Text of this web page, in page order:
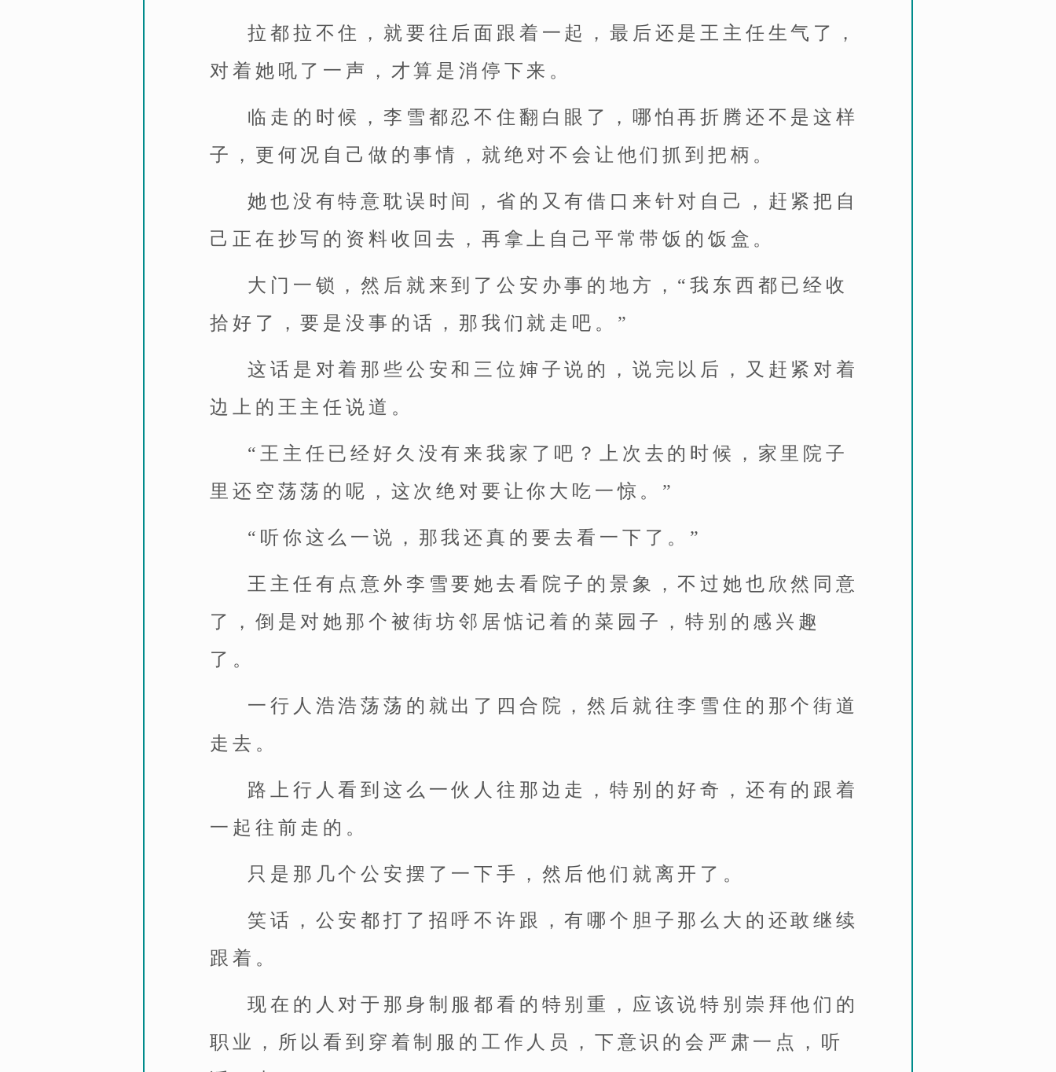
拉都拉不住，就要往后面跟着一起，最后还是王主任生气了，
对着她吼了一声，才算是消停下来。
临走的时候，李雪都忍不住翻白眼了，哪怕再折腾还不是这样
子，更何况自己做的事情，就绝对不会让他们抓到把柄。
她也没有特意耽误时间，省的又有借口来针对自己，赶紧把自
己正在抄写的资料收回去，再拿上自己平常带饭的饭盒。
大门一锁，然后就来到了公安办事的地方，“我东西都已经收
拾好了，要是没事的话，那我们就走吧。”
这话是对着那些公安和三位婶子说的，说完以后，又赶紧对着
边上的王主任说道。
“王主任已经好久没有来我家了吧？上次去的时候，家里院子
里还空荡荡的呢，这次绝对要让你大吃一惊。”
“听你这么一说，那我还真的要去看一下了。”
王主任有点意外李雪要她去看院子的景象，不过她也欣然同意
了，倒是对她那个被街坊邻居惦记着的菜园子，特别的感兴趣
了。
一行人浩浩荡荡的就出了四合院，然后就往李雪住的那个街道
走去。
路上行人看到这么一伙人往那边走，特别的好奇，还有的跟着
一起往前走的。
只是那几个公安摆了一下手，然后他们就离开了。
笑话，公安都打了招呼不许跟，有哪个胆子那么大的还敢继续
跟着。
现在的人对于那身制服都看的特别重，应该说特别崇拜他们的
职业，所以看到穿着制服的工作人员，下意识的会严肃一点，听